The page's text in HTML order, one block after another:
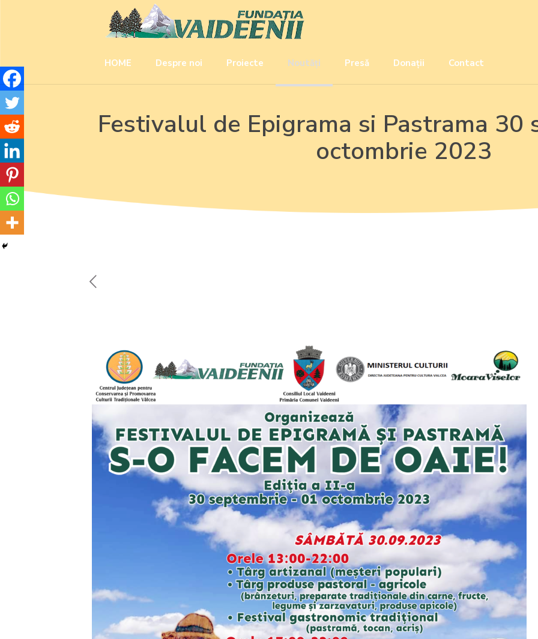
HOME Despre noi Proiecte Noutăți Presǎ Donații Contact
Festivalul de Epigrama si Pastrama 30
octombrie 2023